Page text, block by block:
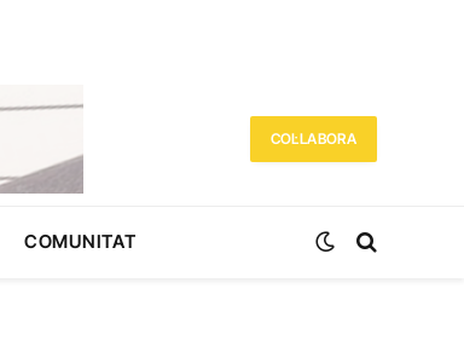
COL·LABORA
COMUNITAT